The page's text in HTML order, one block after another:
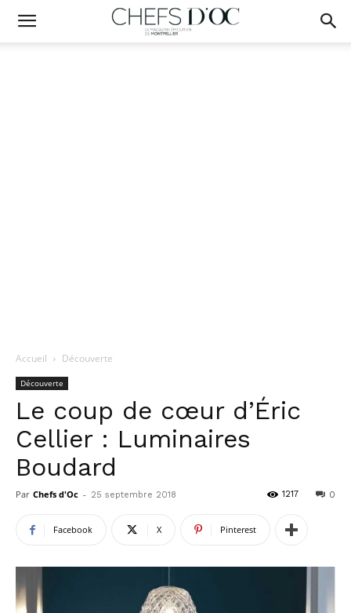
Accueil Découverte
Découverte
Le coup de cœur d’Éric
Cellier : Luminaires
Boudard
Par Chefs d'Oc - 25 septembre 2018 0
1217
Facebook X Pinterest